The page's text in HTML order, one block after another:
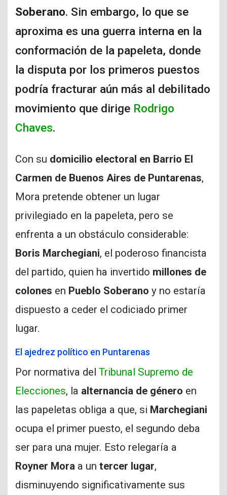
Soberano. Sin embargo, lo que se
aproxima es una guerra interna en la
conformación de la papeleta, donde
la disputa por los primeros puestos
podría fracturar aún más al debilitado
movimiento que dirige Rodrigo
Chaves.
Con su domicilio electoral en Barrio El
Carmen de Buenos Aires de Puntarenas,
Mora pretende obtener un lugar
privilegiado en la papeleta, pero se
enfrenta a un obstáculo considerable:
Boris Marchegiani, el poderoso financista
del partido, quien ha invertido millones de
colones en Pueblo Soberano y no estaría
dispuesto a ceder el codiciado primer
lugar.
El ajedrez político en Puntarenas
Por normativa del Tribunal Supremo de
Elecciones, la alternancia de género en
las papeletas obliga a que, si Marchegiani
ocupa el primer puesto, el segundo deba
ser para una mujer. Esto relegaría a
Royner Mora a un tercer lugar,
disminuyendo significativamente sus